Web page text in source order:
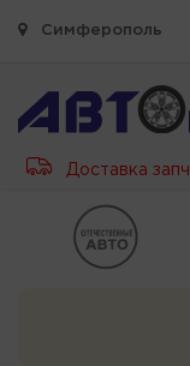
Симферополь
Доставка